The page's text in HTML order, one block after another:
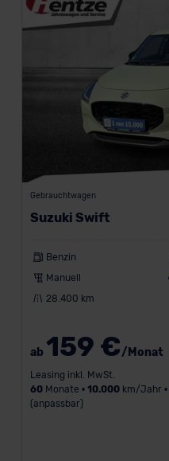
Gebrauchtwagen
Suzuki Swift
Benzin
Manuell
28.400 km
ab 159 €/Monat
Leasing inkl. MwSt.
60Monate • 10.000km/Jahr •
(anpassbar)